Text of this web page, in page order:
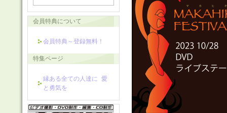
会員特典について
会員特典～登録無料！
特集ページ
縁ある全ての人達に 愛
と勇気を